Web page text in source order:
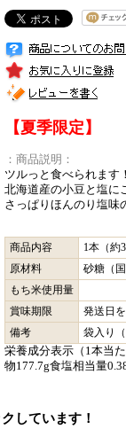
【夏季限定】
：商品説明：
ツルっと食べられます
北海道産の小豆と塩に
さっぱりほんのり塩味
商品内容
1本（約
原材料
砂糖（
もち米使用量
賞味期限
発送日
備考
袋入り（
栄養成分表示（1本当
物177.7g食塩相当量
しています！